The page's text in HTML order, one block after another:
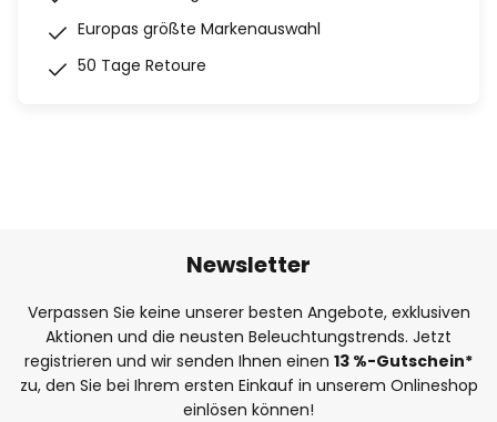
Europas größte Markenauswahl
50 Tage Retoure
Newsletter
Verpassen Sie keine unserer besten Angebote, exklusiven
Aktionen und die neusten Beleuchtungstrends. Jetzt
registrieren und wir senden Ihnen einen 13 %-Gutschein*
zu, den Sie bei Ihrem ersten Einkauf in unserem Onlineshop
einlösen können!